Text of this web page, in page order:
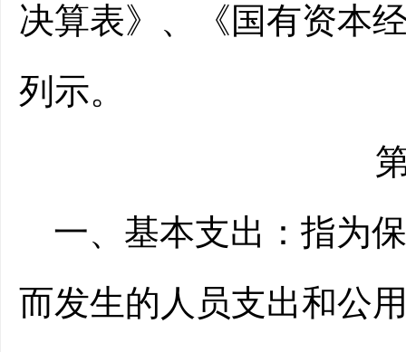
决算表》、《国有资本
列示。
一、基本支出： 指为
而发生的人员支出和公